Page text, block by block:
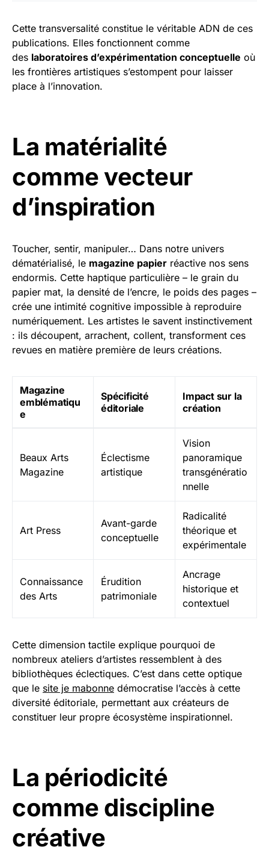
Cette transversalité constitue le véritable ADN de ces
publications. Elles fonctionnent comme
des laboratoires d’expérimentation conceptuelle où
les frontières artistiques s’estompent pour laisser
place à l’innovation.
La matérialité
comme vecteur
d’inspiration
Toucher, sentir, manipuler… Dans notre univers
dématérialisé, le magazine papier réactive nos sens
endormis. Cette haptique particulière – le grain du
papier mat, la densité de l’encre, le poids des pages –
crée une intimité cognitive impossible à reproduire
numériquement. Les artistes le savent instinctivement
: ils découpent, arrachent, collent, transforment ces
revues en matière première de leurs créations.
Magazine
emblématiqu
e
Spécificité
éditoriale
Impact sur la
création
Beaux Arts
Magazine
Éclectisme
artistique
Vision
panoramique
transgénératio
nnelle
Art Press
Avant-garde
conceptuelle
Radicalité
théorique et
expérimentale
Connaissance
des Arts
Érudition
patrimoniale
Ancrage
historique et
contextuel
Cette dimension tactile explique pourquoi de
nombreux ateliers d’artistes ressemblent à des
bibliothèques éclectiques. C’est dans cette optique
que le site je mabonne démocratise l’accès à cette
diversité éditoriale, permettant aux créateurs de
constituer leur propre écosystème inspirationnel.
La périodicité
comme discipline
créative